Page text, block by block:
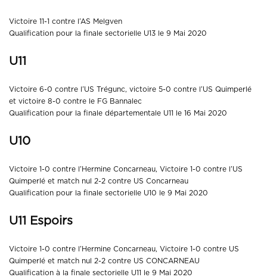
Victoire 11-1 contre l’AS Melgven
Qualification pour la finale sectorielle U13 le 9 Mai 2020
U11
Victoire 6-0 contre l’US Trégunc, victoire 5-0 contre l’US Quimperlé
et victoire 8-0 contre le FG Bannalec
Qualification pour la finale départementale U11 le 16 Mai 2020
U10
Victoire 1-0 contre l’Hermine Concarneau, Victoire 1-0 contre l’US
Quimperlé et match nul 2-2 contre US Concarneau
Qualification pour la finale sectorielle U10 le 9 Mai 2020
U11 Espoirs
Victoire 1-0 contre l’Hermine Concarneau, Victoire 1-0 contre US
Quimperlé et match nul 2-2 contre US CONCARNEAU
Qualification à la finale sectorielle U11 le 9 Mai 2020